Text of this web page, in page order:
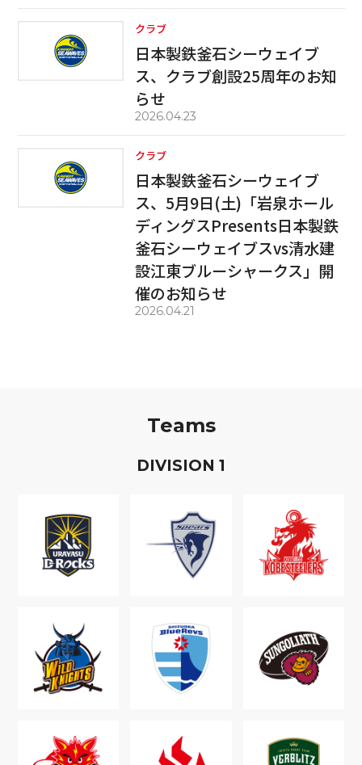
クラブ
日本製鉄釜石シーウェイブ
ス、クラブ創設25周年のお知
らせ
2026.04.23
クラブ
日本製鉄釜石シーウェイブ
ス、5月9日(土)「岩泉ホール
ディングスPresents日本製鉄
釜石シーウェイブスvs清水建
設江東ブルーシャークス」開
催のお知らせ
2026.04.21
Teams
DIVISION 1